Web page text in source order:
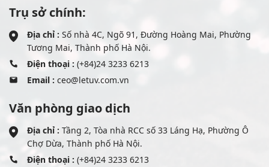
Trụ sở chính:
Địa chỉ : Số nhà 4C, Ngõ 91, Đường Hoàng Mai, Phường
Tương Mai, Thành phố Hà Nội.
Điện thoại : (+84)24 3233 6213
Email : ceo@letuv.com.vn
Văn phòng giao dịch
Địa chỉ : Tầng 2, Tòa nhà RCC số 33 Láng Hạ, Phường Ô
Chợ Dừa, Thành phố Hà Nội.
Điện thoại : (+84)24 3233 6213